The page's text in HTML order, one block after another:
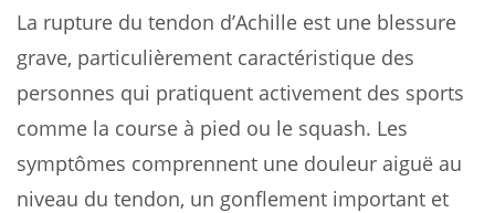
La rupture du tendon d’Achille est une blessure
grave, particulièrement caractéristique des
personnes qui pratiquent activement des sports
comme la course à pied ou le squash. Les
symptômes comprennent une douleur aiguë au
niveau du tendon, un gonflement important et